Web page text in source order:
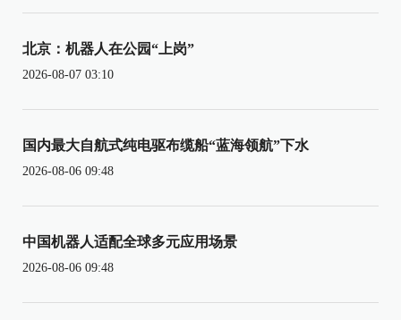
北京：机器人在公园“上岗”
2026-08-07 03:10
国内最大自航式纯电驱布缆船“蓝海领航”下水
2026-08-06 09:48
中国机器人适配全球多元应用场景
2026-08-06 09:48